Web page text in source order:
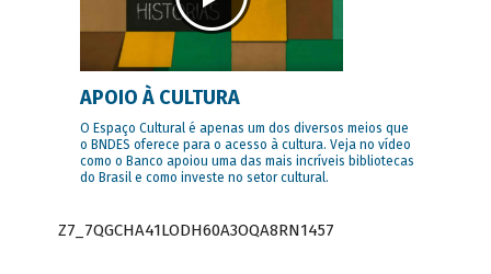
APOIO À CULTURA
O Espaço Cultural é apenas um dos diversos meios que
o BNDES oferece para o acesso à cultura. Veja no vídeo
como o Banco apoiou uma das mais incríveis bibliotecas
do Brasil e como investe no setor cultural.
Z7_7QGCHA41LODH60A3OQA8RN1457